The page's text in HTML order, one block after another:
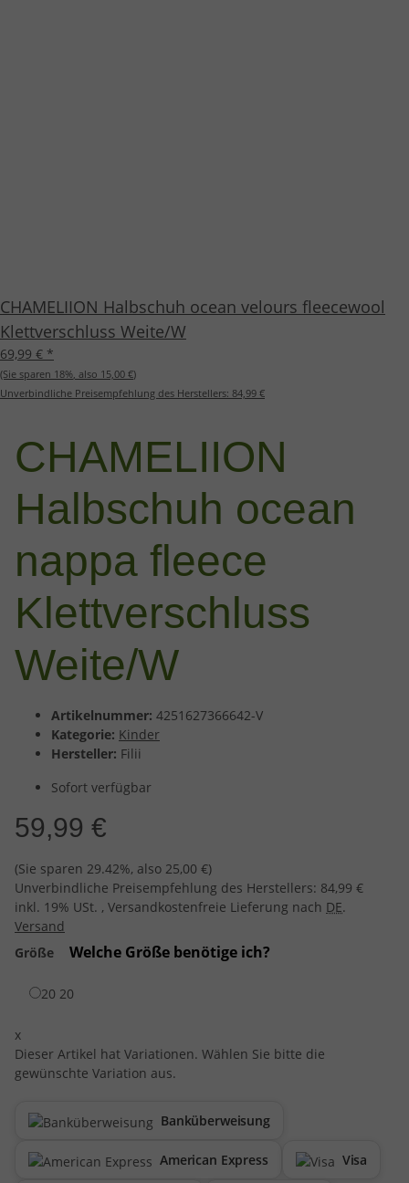
CHAMELIION Halbschuh ocean velours fleecewool
Klettverschluss Weite/W
69,99 € *
(Sie sparen 18%, also 15,00 €)
Unverbindliche Preisempfehlung des Herstellers: 84,99 €
CHAMELIION
Halbschuh ocean
nappa fleece
Klettverschluss
Weite/W
Artikelnummer: 4251627366642-V
Kategorie: Kinder
Hersteller: Filii
Sofort verfügbar
59,99 €
(Sie sparen 29.42%, also 25,00 €)
Unverbindliche Preisempfehlung des Herstellers: 84,99 €
inkl. 19% USt. , Versandkostenfreie Lieferung nach DE.
Versand
Größe
Welche Größe benötige ich?
20 20
x
Dieser Artikel hat Variationen. Wählen Sie bitte die
gewünschte Variation aus.
Banküberweisung
American Express Visa